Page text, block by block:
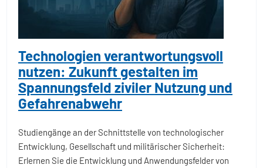
Technologien verantwortungsvoll
nutzen: Zukunft gestalten im
Spannungsfeld ziviler Nutzung und
Gefahrenabwehr
Studiengänge an der Schnittstelle von technologischer
Entwicklung, Gesellschaft und militärischer Sicherheit:
Erlernen Sie die Entwicklung und Anwendungsfelder von